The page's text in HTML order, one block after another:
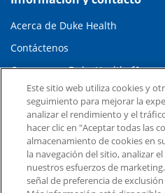
Acerca de Duke Health
Contáctenos
Carreras en Duke Health
Sala de Prensa de Duke Health
Suscripción al Correo Electrónico
Médicos Derivadores
Enlaces relacionados
Este sitio web utiliza cookies y
seguimiento para mejorar la
analizar el rendimiento y el
hacer clic en "Aceptar todas las
almacenamiento de cookies en
la navegación del sitio, analizar
nuestros esfuerzos de
señal de preferencia de